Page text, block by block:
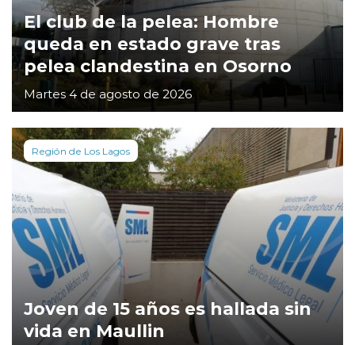
El club de la pelea: Hombre
queda en estado grave tras
pelea clandestina en Osorno
Martes 4 de agosto de 2026
Región de Los Lagos
Joven de 15 años es hallada sin
vida en Maullin